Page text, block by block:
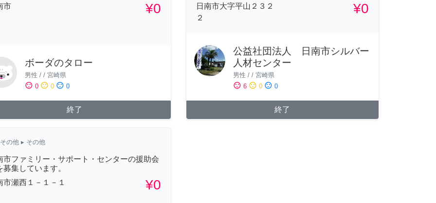
市
¥0
ボーダのタロー
男性 / / 宮崎県
sentiment_satisfied 0 sentiment_neutral 0 sentiment_dissatisfied 0
終了
日南市大字平山２３２
２
¥0
公益社団法人 日南市シルバー
人材センター
男性 / / 宮崎県
sentiment_satisfied 6 sentiment_neutral 0 sentiment_dissatisfied 0
終了
その他 ▸ その他
市ファミリー・サポート・センターの援助会
募集しています。
市瀬西１－１－１
¥0